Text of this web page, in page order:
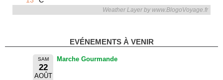
Weather Layer by www.BlogoVoyage.fr
EVÉNEMENTS À VENIR
SAM
22
AOÛT
Marche Gourmande